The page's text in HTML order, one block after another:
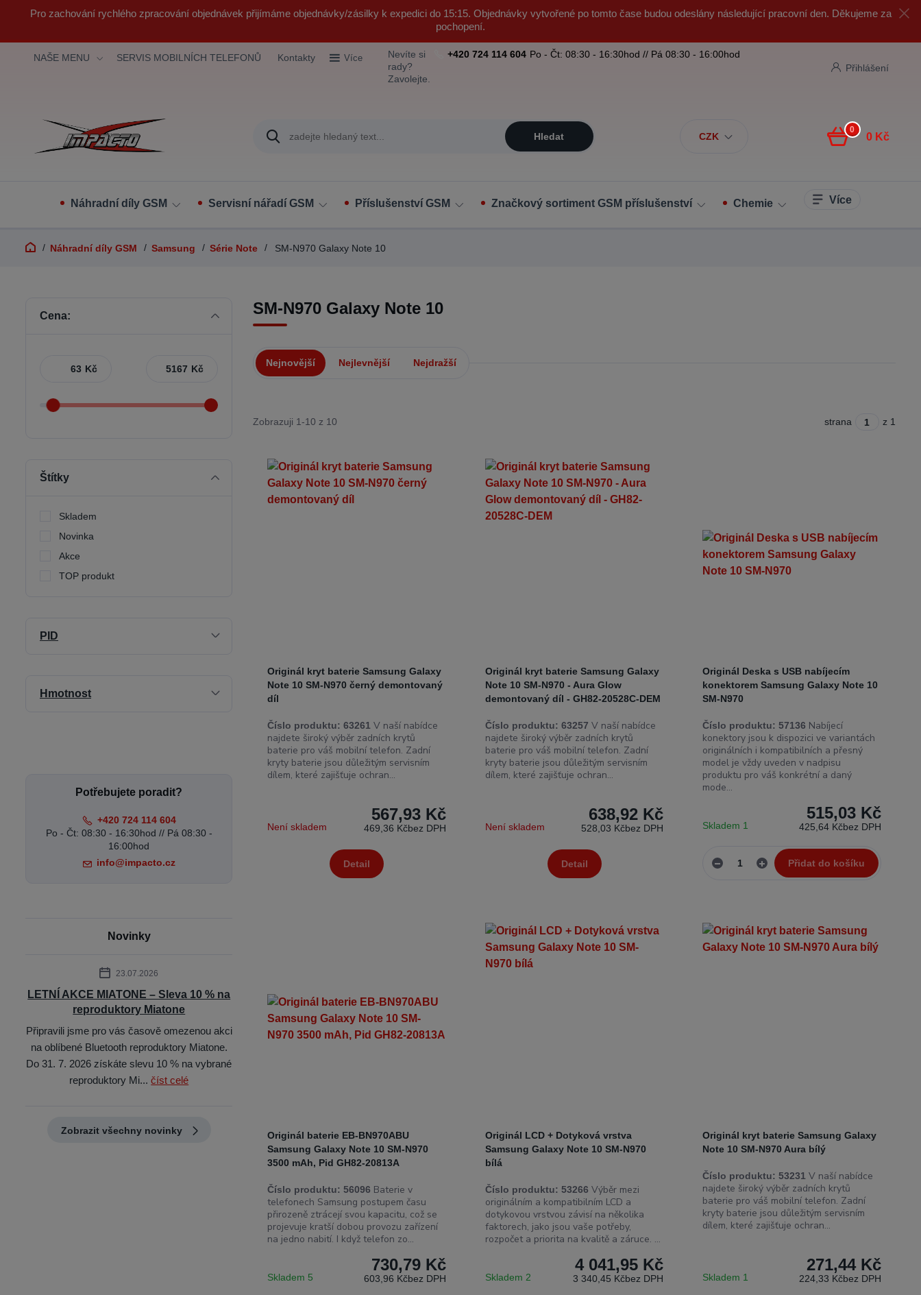
Pro zachování rychlého zpracování objednávek přijímáme objednávky/zásilky k expedici do 15:15. Objednávky vytvořené po tomto čase budou odeslány následující pracovní den. Děkujeme za
pochopení.
NAŠE MENU SERVIS MOBILNÍCH TELEFONŮ Kontakty Více
CZK
Přihlášení
Hledat
Nevíte si
rady?
Zavolejte.
+420 724 114 604 Po - Čt: 08:30 - 16:30hod // Pá 08:30 - 16:00hod
0
0 Kč
Náhradní díly GSM Servisní nářadí GSM Příslušenství GSM Značkový sortiment GSM příslušenství Chemie Více
Náhradní díly GSM Samsung Série Note SM-N970 Galaxy Note 10
SM-N970 Galaxy Note 10
Nejnovější Nejlevnější Nejdražší
Zobrazuji 1-10 z 10 strana z 1
Originál kryt baterie Samsung Galaxy
Note 10 SM-N970 černý demontovaný
díl
Číslo produktu: 63261 V naší nabídce
najdete široký výběr zadních krytů
baterie pro váš mobilní telefon. Zadní
kryty baterie jsou důležitým servisním
dílem, které zajišťuje ochran...
567,93 Kč
469,36 Kčbez DPH
Není skladem
Detail
Originál kryt baterie Samsung Galaxy
Note 10 SM-N970 - Aura Glow
demontovaný díl - GH82-20528C-DEM
Číslo produktu: 63257 V naší nabídce
najdete široký výběr zadních krytů
baterie pro váš mobilní telefon. Zadní
kryty baterie jsou důležitým servisním
dílem, které zajišťuje ochran...
638,92 Kč
528,03 Kčbez DPH
Není skladem
Detail
Originál Deska s USB nabíjecím
konektorem Samsung Galaxy Note 10
SM-N970
Číslo produktu: 57136 Nabíjecí
konektory jsou k dispozici ve variantách
originálních i kompatibilních a přesný
model je vždy uveden v nadpisu
produktu pro váš konkrétní a daný
mode...
515,03 Kč
425,64 Kčbez DPH
Skladem 1
Přidat do košíku
Originál baterie EB-BN970ABU
Samsung Galaxy Note 10 SM-N970
3500 mAh, Pid GH82-20813A
Číslo produktu: 56096 Baterie v
telefonech Samsung postupem času
přirozeně ztrácejí svou kapacitu, což se
projevuje kratší dobou provozu zařízení
na jedno nabití. I když telefon zo...
730,79 Kč
603,96 Kčbez DPH
Skladem 5
Originál LCD + Dotyková vrstva
Samsung Galaxy Note 10 SM-N970
bílá
Číslo produktu: 53266 Výběr mezi
originálním a kompatibilním LCD a
dotykovou vrstvou závisí na několika
faktorech, jako jsou vaše potřeby,
rozpočet a priorita na kvalitě a záruce. ...
4 041,95 Kč
3 340,45 Kčbez DPH
Skladem 2
Originál kryt baterie Samsung Galaxy
Note 10 SM-N970 Aura bílý
Číslo produktu: 53231 V naší nabídce
najdete široký výběr zadních krytů
baterie pro váš mobilní telefon. Zadní
kryty baterie jsou důležitým servisním
dílem, které zajišťuje ochran...
271,44 Kč
224,33 Kčbez DPH
Skladem 1
Cena:
Kč Kč
Štítky
Skladem
Novinka
Akce
TOP produkt
PID
Hmotnost
Potřebujete poradit?
+420 724 114 604
Po - Čt: 08:30 - 16:30hod // Pá 08:30 -
16:00hod
info@impacto.cz
Novinky
23.07.2026
LETNÍ AKCE MIATONE – Sleva 10 % na
reproduktory Miatone
Připravili jsme pro vás časově omezenou akci
na oblíbené Bluetooth reproduktory Miatone.
Do 31. 7. 2026 získáte slevu 10 % na vybrané
reproduktory Mi...číst celé
Zobrazit všechny novinky